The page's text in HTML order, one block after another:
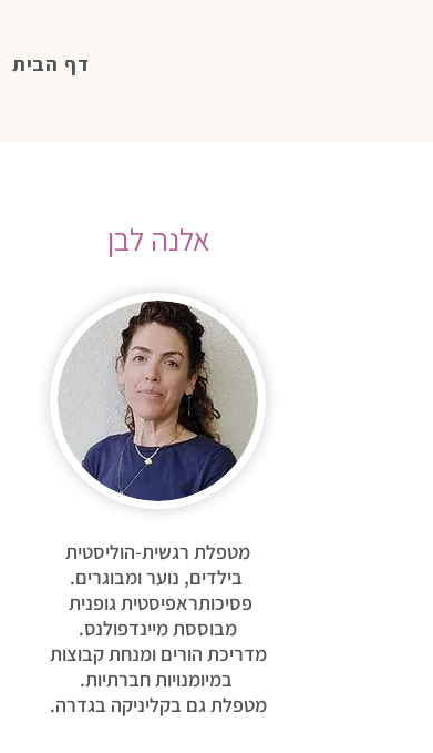
דף הבית
אלנה לבן
מטפלת רגשית-הוליסטית
בילדים, נוער ומבוגרים.
פסיכותראפיסטית גופנית
מבוססת מיינדפולנס.
מדריכת הורים ומנחת קבוצות
במיומנויות חברתיות.
מטפלת גם בקליניקה בגדרה.